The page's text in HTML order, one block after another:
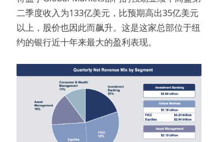
二季度收入为133亿美元，比预期高出35亿美元
以上，股价也因此而飙升。这是这家总部位于纽
约的银行近十年来最大的盈利表现。